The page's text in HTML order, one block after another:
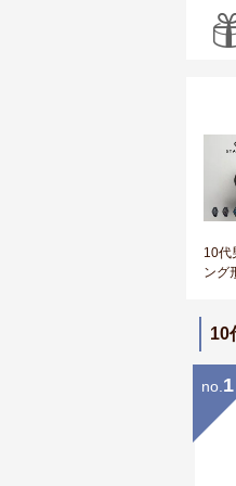
10代
ング
10
no. 1